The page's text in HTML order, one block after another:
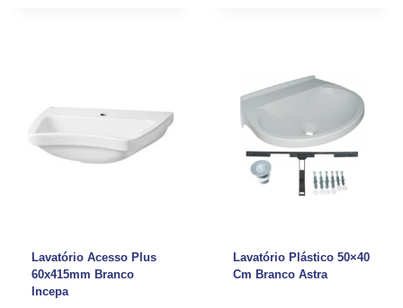
Lavatório Acesso Plus
60x415mm Branco
Incepa
Lavatório Plástico 50×40
Cm Branco Astra